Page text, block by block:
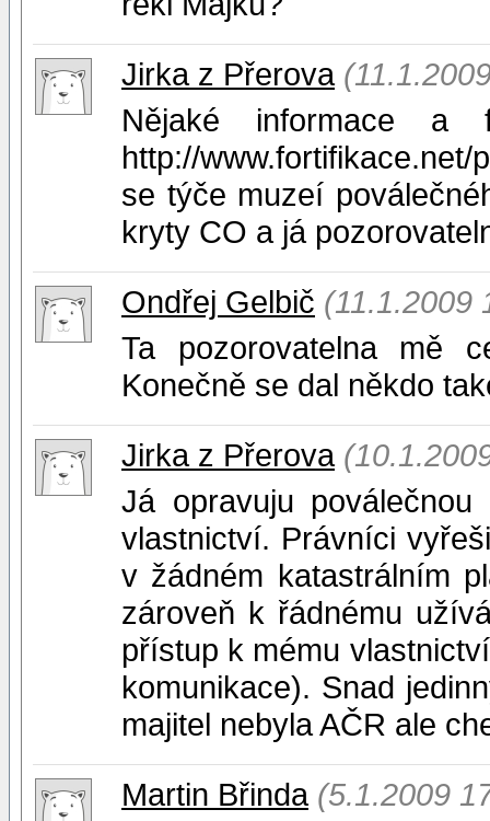
Jirka z Přerova
Nějaké informace a
http://
se týče muzeí
kryty CO a já
Ondřej Gelbič (11.1.2009
Ta pozorovatelna mě
Konečně se dal někdo
Jirka z Přerova
Já opravuju
vlastnictví. Právníci
v žádném katastrálním
zároveň k řádnému
přístup k mému
komunikace). Snad
majitel nebyla AČR ale
Martin Břinda (5.1.2009